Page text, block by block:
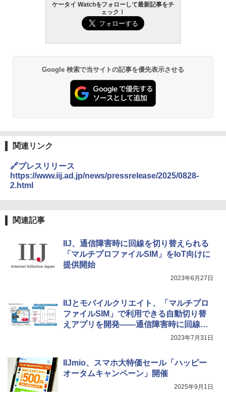
ケータイ Watchをフォローして最新記事をチ
ェック！
Google 検索で当サイトの記事を優先表示させる
関連リンク
🔗プレスリリース
https://www.iij.ad.jp/news/pressrelease/2025/0828-
2.html
関連記事
IIJ、通信障害時に回線を切り替えられる
「マルチプロファイルSIM」をIoT向けに
提供開始
2023年6月27日
IIJとモバイルクリエイト、「マルチプロ
ファイルSIM」で利用できる自動切り替
えアプリを開発――通信障害時に回線を
2023年7月31日
IIJmio、スマホ大特価セール「ハッピー
オータムキャンペーン」開催
2025年9月1日